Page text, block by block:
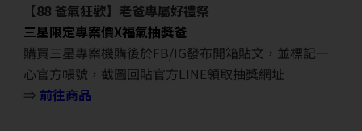
【88 爸氣狂歡】老爸專屬好禮祭
三星限定專案價X福氣抽獎爸
購買三星專案機購後於FB/IG發布開箱貼文，並標記一
心官方帳號，截圖回貼官方LINE領取抽獎網址
⇒ 前往商品